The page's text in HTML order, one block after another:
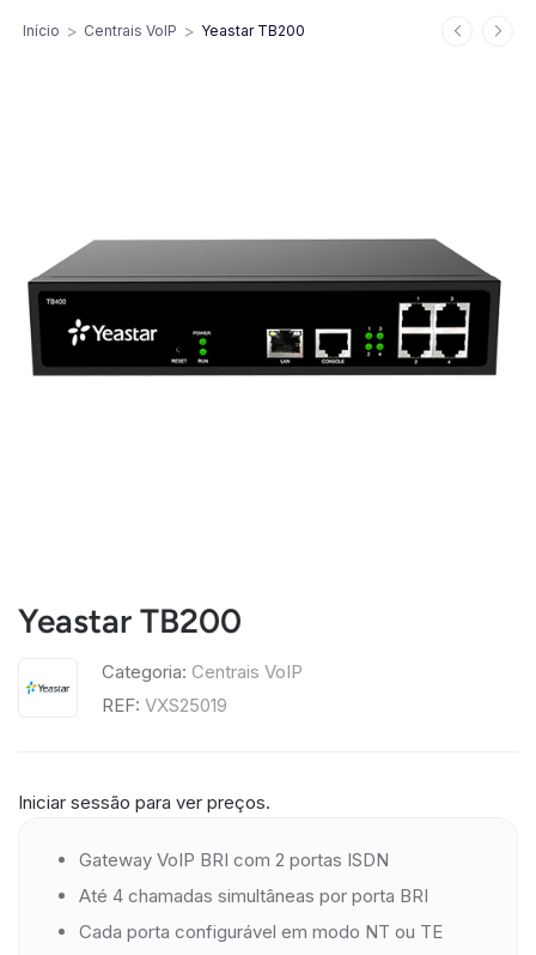
Início > Centrais VoIP > Yeastar TB200
Yeastar TB200
Categoria: Centrais VoIP
REF: VXS25019
Iniciar sessão para ver preços.
Gateway VoIP BRI com 2 portas ISDN
Até 4 chamadas simultâneas por porta BRI
Cada porta configurável em modo NT ou TE